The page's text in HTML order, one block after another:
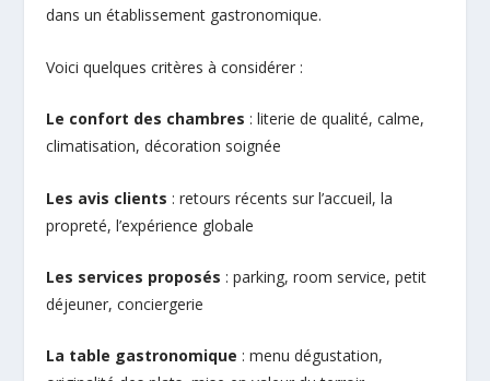
dans un établissement gastronomique.
Voici quelques critères à considérer :
Le confort des chambres : literie de qualité, calme,
climatisation, décoration soignée
Les avis clients : retours récents sur l’accueil, la
propreté, l’expérience globale
Les services proposés : parking, room service, petit
déjeuner, conciergerie
La table gastronomique : menu dégustation,